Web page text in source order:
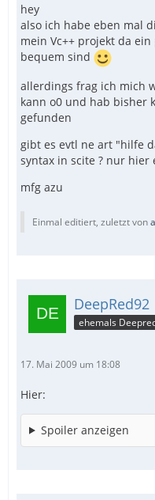
hey
also ich habe eben mal
mein Vc++ projekt da
bequem sind
allerdings frag ich mich
kann o0 und hab bisher
gefunden
gibt es evtl ne art "hilfe
syntax in scite ? nur
mfg azu
Einmal editiert, zuletzt von
DeepRed92
ehemals
17. Mai 2009 um 18:08
Hier:
Spoiler anzeigen